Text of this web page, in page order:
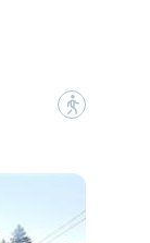
?